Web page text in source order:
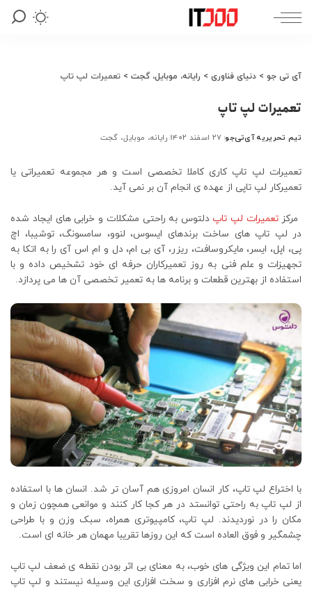
آی تی جو > دنیای فناوری > رایانه، موبایل، گجت > تعمیرات لپ تاپ
تعمیرات لپ تاپ
ارسال
توسط
تیم تحریریه آی‌تی‌جو ۲۷ اسفند ۱۴۰۲ رایانه، موبایل، گجت
تعمیرات لپ تاپ کاری کاملا تخصصی است و هر مجموعه تعمیراتی یا
تعمیرکار لپ تاپی از عهده ی انجام آن بر نمی آید.
مرکزتعمیرات لپ تاپ دلتوس به راحتی مشکلات و خرابی های ایجاد شده
در لپ تاپ های ساخت برندهای ایسوس، لنوو، سامسونگ، توشیبا، اچ
پی، اپل، ایسر، مایکروسافت، ریزر، آی بی ام، دل و ام اس آی را به اتکا به
تجهیزات و علم فنی به روز تعمیرکاران حرفه ای خود تشخیص داده و با
استفاده از بهترین قطعات و برنامه ها به تعمیر تخصصی آن ها می پردازد.
با اختراع لپ تاپ، کار انسان امروزی هم آسان تر شد. انسان ها با استفاده
از لپ تاپ به راحتی توانستد در هر کجا کار کنند و موانعی همچون زمان و
مکان را در نوردیدند. لپ تاپ، کامپیوتری همراه، سبک وزن و با طراحی
چشمگیر و فوق العاده است که این روزها تقریبا مهمان هر خانه ای است.
اما تمام این ویژگی های خوب، به معنای بی اثر بودن نقطه ی ضعف لپ تاپ
یعنی خرابی های نرم افزاری و سخت افزاری این وسیله نیستند و لپ تاپ